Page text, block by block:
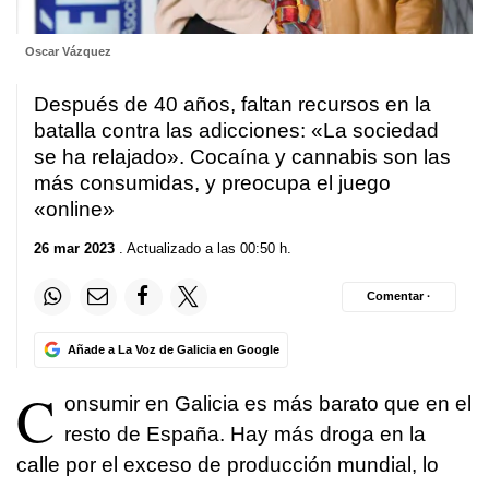
Oscar Vázquez
Después de 40 años, faltan recursos en la
batalla contra las adicciones: «La sociedad
se ha relajado». Cocaína y cannabis son las
más consumidas, y preocupa el juego
«online»
26 mar 2023 . Actualizado a las 00:50 h.
Añade a La Voz de Galicia en Google
Comentar ·
C onsumir en Galicia es más barato que en el
resto de España. Hay más droga en la
calle por el exceso de producción mundial, lo